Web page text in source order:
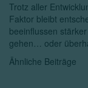
Trotz aller
Faktor bleibt
beeinflussen
gehen… oder
Ähnliche Beiträge